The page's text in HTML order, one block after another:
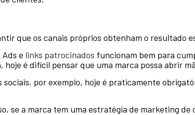
que os canais próprios obtenham o resultado
Ads e links patrocinados funcionam bem para
hoje é difícil pensar que uma marca possa abrir
sociais, por exemplo, hoje é praticamente
se a marca tem uma estratégia de marketing